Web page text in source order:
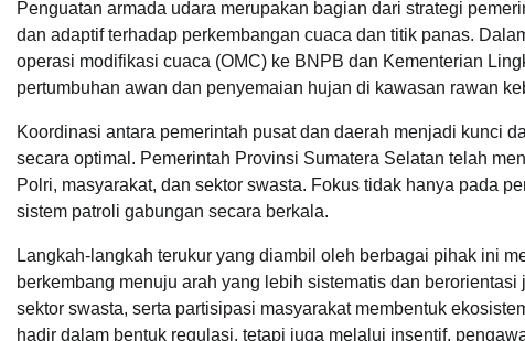
Penguatan armada udara merupakan bagian dari strategi
dan adaptif terhadap perkembangan cuaca dan titik panas.
operasi modifikasi cuaca (OMC) ke BNPB dan Kementerian
pertumbuhan awan dan penyemaian hujan di kawasan rawan
Koordinasi antara pemerintah pusat dan daerah menjadi kunci
secara optimal. Pemerintah Provinsi Sumatera Selatan telah
Polri, masyarakat, dan sektor swasta. Fokus tidak hanya pada
sistem patroli gabungan secara berkala.
Langkah-langkah terukur yang diambil oleh berbagai pihak ini
berkembang menuju arah yang lebih sistematis dan
sektor swasta, serta partisipasi masyarakat membentuk
hadir dalam bentuk regulasi, tetapi juga melalui insentif,